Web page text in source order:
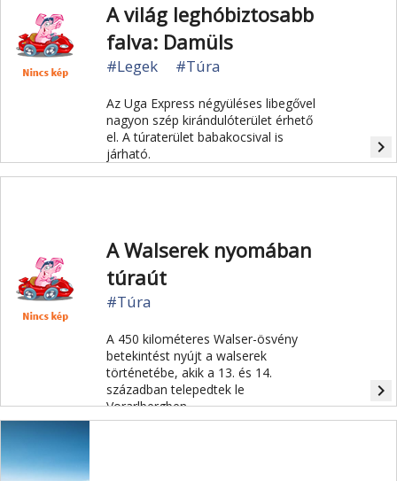
A világ leghóbiztosabb
falva: Damüls
#Legek #Túra
Az Uga Express négyüléses libegővel
nagyon szép kirándulóterület érhető
el. A túraterület babakocsival is
járható.
navigate_next
A Walserek nyomában
túraút
#Túra
A 450 kilométeres Walser-ösvény
betekintést nyújt a walserek
történetébe, akik a 13. és 14.
században telepedtek le
Vorarlbergben.
navigate_next